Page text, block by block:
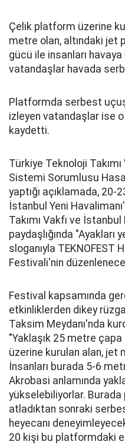
Çelik platform üzerine
metre olan, altındaki jet
gücü ile insanları
vatandaşlar havada
Platformda serbest uçuş
izleyen vatandaşlar ise
kaydetti.
Türkiye Teknoloji
Sistemi Sorumlusu
yaptığı açıklamada, 20-
İstanbul Yeni
Takımı Vakfı ve
paydaşlığında
sloganıyla TEKNOFEST
Festivali'nin
Festival kapsamında
etkinliklerden dikey
Taksim Meydanı'nda
"Yaklaşık 25 metre
üzerine kurulan alan, jet
İnsanları burada 5-6
Akrobasi anlamında
yükselebiliyorlar.
atladıktan sonraki
heyecanı
20 kişi bu platformdaki